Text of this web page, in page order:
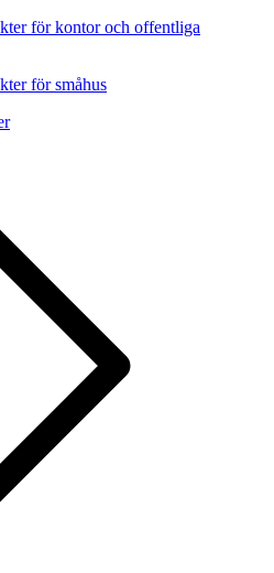
för kontor och offentliga
för småhus